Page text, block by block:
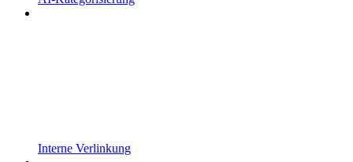
Interne Verlinkung